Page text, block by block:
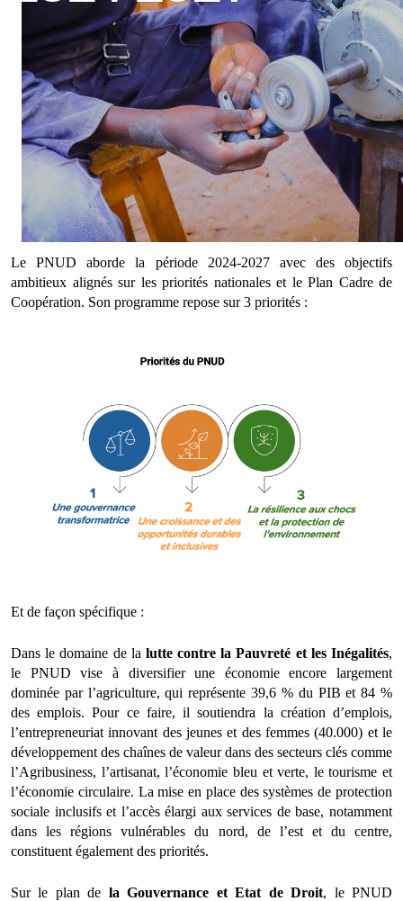
Le PNUD aborde la période 2024-2027 avec des objectifs
ambitieux alignés sur les priorités nationales et le Plan Cadre de
Coopération. Son programme repose sur 3 priorités :
Et de façon spécifique :
Dans le domaine de la lutte contre la Pauvreté et les Inégalités,
le PNUD vise à diversifier une économie encore largement
dominée par l’agriculture, qui représente 39,6 % du PIB et 84 %
des emplois. Pour ce faire, il soutiendra la création d’emplois,
l’entrepreneuriat innovant des jeunes et des femmes (40.000) et le
développement des chaînes de valeur dans des secteurs clés comme
l’Agribusiness, l’artisanat, l’économie bleu et verte, le tourisme et
l’économie circulaire. La mise en place des systèmes de protection
sociale inclusifs et l’accès élargi aux services de base, notamment
dans les régions vulnérables du nord, de l’est et du centre,
constituent également des priorités.
Sur le plan de la Gouvernance et Etat de Droit, le PNUD